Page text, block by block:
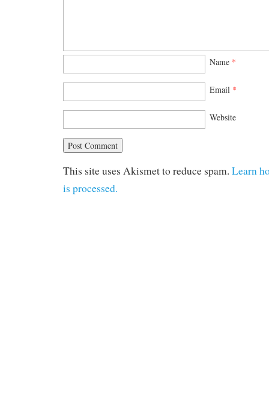
Name *
Email *
Website
This site uses Akismet to reduce spam. Learn
is processed.